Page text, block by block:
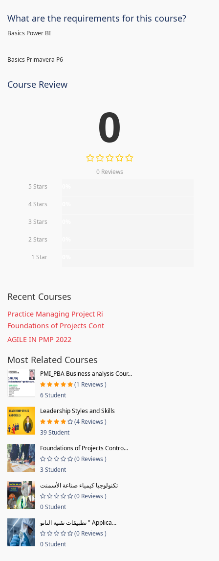
What are the requirements for this course?
Basics Power BI
Basics Primavera P6
Course Review
0
0 Reviews
5 Stars
4 Stars
3 Stars
2 Stars
1 Star
Recent Courses
Practice Managing Project Ri
Foundations of Projects Cont
AGILE IN PMP 2022
Most Related Courses
PMI_PBA Business analysis Cour...
(1 Reviews )
6 Student
Leadership Styles and Skills
(4 Reviews )
39 Student
Foundations of Projects Contro...
(0 Reviews )
3 Student
تكنولوجيا كيمياء صناعة الأسمنت
(0 Reviews )
0 Student
تطبيقات تقنية النانو " Applica...
(0 Reviews )
0 Student